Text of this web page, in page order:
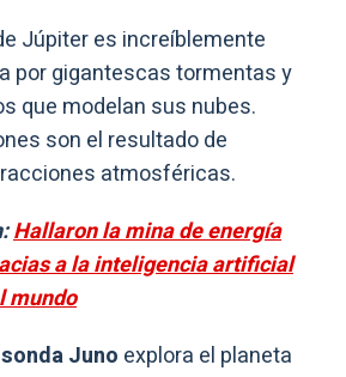
Júpiter es increíblemente
por gigantescas tormentas y
que modelan sus nubes.
son el resultado de
atmosféricas.
Hallaron la mina de energía
a la inteligencia artificial
mundo
sonda Juno explora el planeta